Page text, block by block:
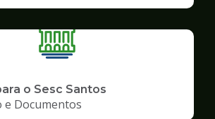
Servidor
o Sesc Santos
e Documentos